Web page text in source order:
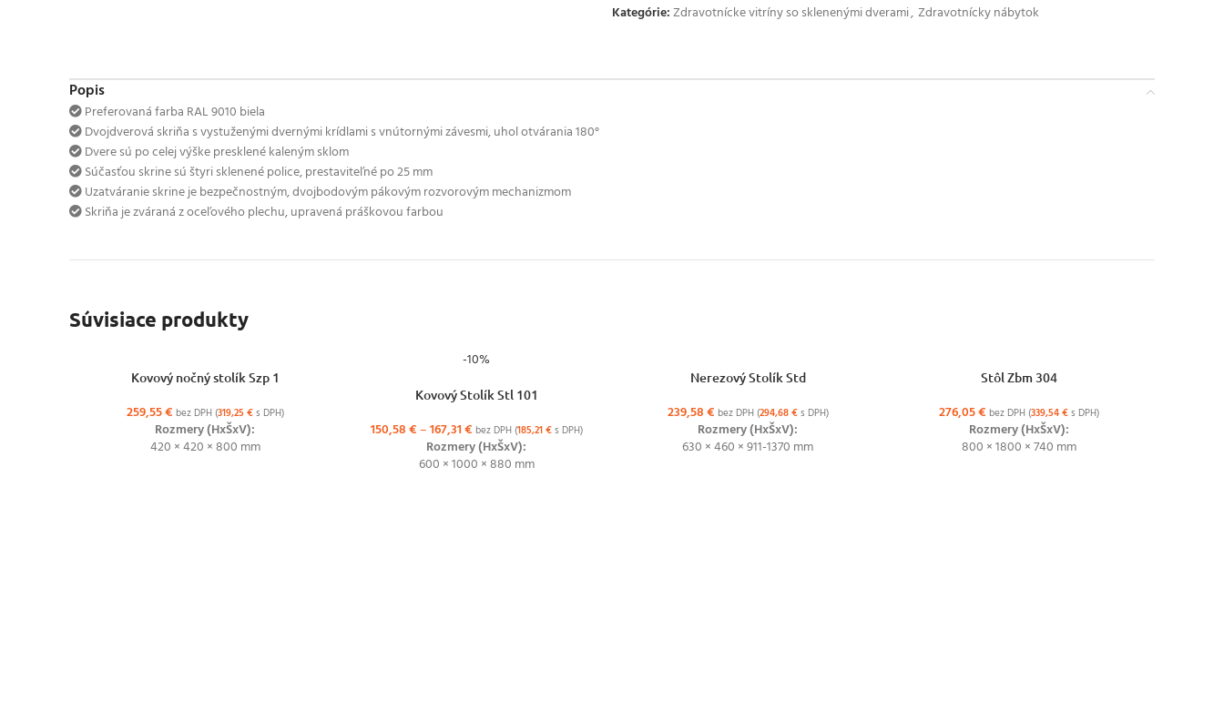
Kategórie:Zdravotnícke vitríny so sklenenými dverami, Zdravotnícky nábytok
Popis
Preferovaná farba RAL 9010 biela
Dvojdverová skriňa s vystuženými dvernými krídlami s vnútornými závesmi, uhol otvárania 180°
Dvere sú po celej výške presklené kaleným sklom
Súčasťou skrine sú štyri sklenené police, prestaviteľné po 25 mm
Uzatváranie skrine je bezpečnostným, dvojbodovým pákovým rozvorovým mechanizmom
Skriňa je zváraná z oceľového plechu, upravená práškovou farbou
Súvisiace produkty
VÝBER MOŽNOSTÍKovový nočný stolík Szp 1
259,55€ bez DPH (319,25 €s DPH)
Rozmery (HxŠxV):
420 × 420 × 800 mm
-10%
VÝBER MOŽNOSTÍKovový Stolík Stl 101
150,58€–167,31€ bez DPH (185,21€s DPH)
Rozmery (HxŠxV):
600 × 1000 × 880 mm
PRIDAŤ DO KOŠÍKANerezový Stolík Std
239,58€ bez DPH (294,68€s DPH)
Rozmery (HxŠxV):
630 × 460 × 911-1370 mm
VÝBER MOŽNOSTÍStôl Zbm 304
276,05€ bez DPH (339,54€s DPH)
Rozmery (HxŠxV):
800 × 1800 × 740 mm